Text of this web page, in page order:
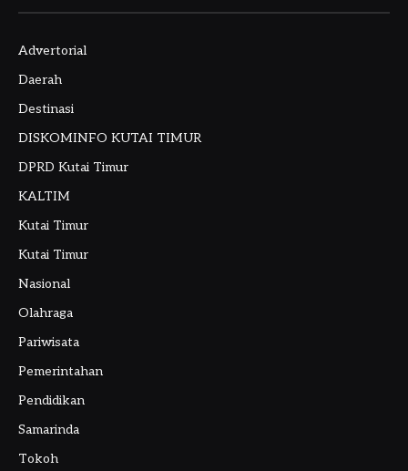
Advertorial
Daerah
Destinasi
DISKOMINFO KUTAI TIMUR
DPRD Kutai Timur
KALTIM
Kutai Timur
Kutai Timur
Nasional
Olahraga
Pariwisata
Pemerintahan
Pendidikan
Samarinda
Tokoh